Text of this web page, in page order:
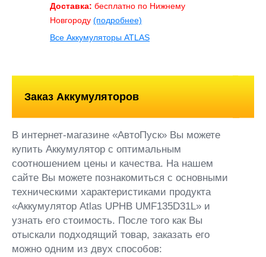
Доставка: бесплатно по Нижнему
Новгороду (подробнее)
Все Аккумуляторы ATLAS
Заказ Аккумуляторов
В интернет-магазине «АвтоПуск» Вы можете
купить Аккумулятор с оптимальным
соотношением цены и качества. На нашем
сайте Вы можете познакомиться с основными
техническими характеристиками продукта
«Аккумулятор Atlas UPHB UMF135D31L» и
узнать его стоимость. После того как Вы
отыскали подходящий товар, заказать его
можно одним из двух способов: